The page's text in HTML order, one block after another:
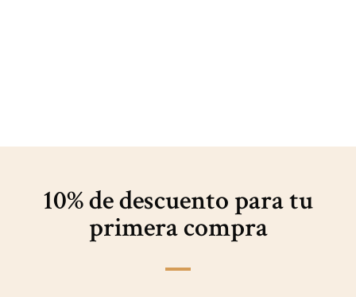
10% de descuento paratu
primera compra